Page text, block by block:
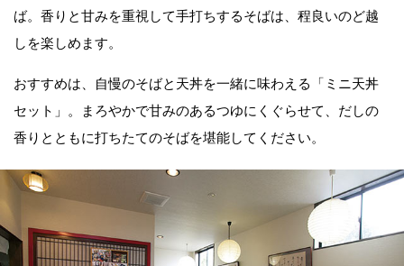
ば。香りと甘みを重視して手打ちするそばは、程良いのど越
しを楽しめます。
おすすめは、自慢のそばと天丼を一緒に味わえる「ミニ天丼
セット」。まろやかで甘みのあるつゆにくぐらせて、だしの
香りとともに打ちたてのそばを堪能してください。